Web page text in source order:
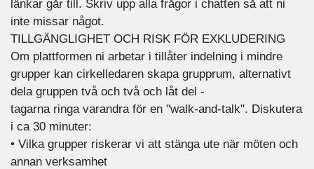
länkar går till. Skriv upp alla frågor i chatten så att ni
inte missar något.
TILLGÄNGLIGHET OCH RISK FÖR EXKLUDERING
Om plattformen ni arbetar i tillåter indelning i mindre
grupper kan cirkelledaren skapa grupprum, alternativt
dela gruppen två och två och låt del -
tagarna ringa varandra för en "walk-and-talk". Diskutera
i ca 30 minuter:
• Vilka grupper riskerar vi att stänga ute när möten och
annan verksamhet